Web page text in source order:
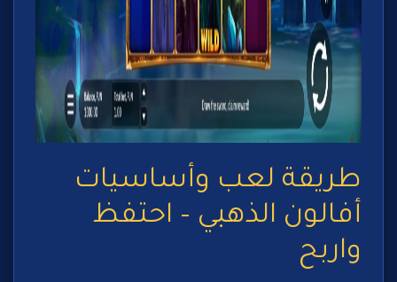
طريقة لعب وأساسيات
أفالون الذهبي – احتفظ
واربح